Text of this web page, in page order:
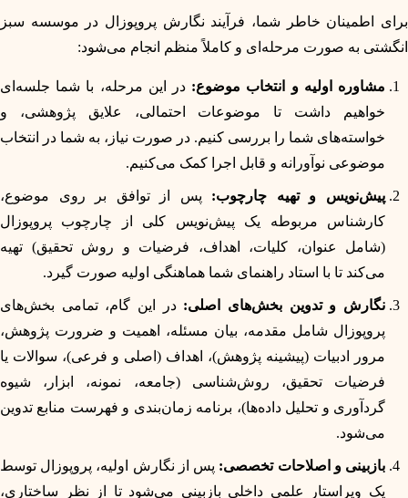
برای اطمینان خاطر شما، فرآیند نگارش پروپوزال در موسسه سبز
انگشتی به صورت مرحله‌ای و کاملاً منظم انجام می‌شود:
مشاوره اولیه و انتخاب موضوع: در این مرحله، با شما جلسه‌ای
خواهیم داشت تا موضوعات احتمالی، علایق پژوهشی، و
خواسته‌های شما را بررسی کنیم. در صورت نیاز، به شما در انتخاب
موضوعی نوآورانه و قابل اجرا کمک می‌کنیم.
پیش‌نویس و تهیه چارچوب: پس از توافق بر روی موضوع،
کارشناس مربوطه یک پیش‌نویس کلی از چارچوب پروپوزال
(شامل عنوان، کلیات، اهداف، فرضیات و روش تحقیق) تهیه
می‌کند تا با استاد راهنمای شما هماهنگی اولیه صورت گیرد.
نگارش و تدوین بخش‌های اصلی: در این گام، تمامی بخش‌های
پروپوزال شامل مقدمه، بیان مسئله، اهمیت و ضرورت پژوهش،
مرور ادبیات (پیشینه پژوهش)، اهداف (اصلی و فرعی)، سوالات یا
فرضیات تحقیق، روش‌شناسی (جامعه، نمونه، ابزار، شیوه
گردآوری و تحلیل داده‌ها)، برنامه زمان‌بندی و فهرست منابع تدوین
می‌شود.
بازبینی و اصلاحات تخصصی: پس از نگارش اولیه، پروپوزال توسط
یک ویراستار علمی داخلی بازبینی می‌شود تا از نظر ساختاری،